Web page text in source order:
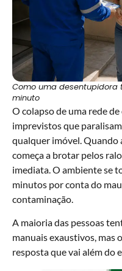
Como uma
minuto
O colapso de uma rede
imprevistos que
qualquer imóvel. Quando
começa a brotar pelos
imediata. O ambiente se
minutos por conta do
contaminação.
A maioria das pessoas
manuais exaustivos, mas
resposta que vai além do